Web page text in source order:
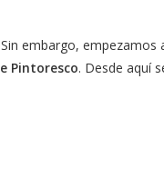
Sin embargo, empezamos
Pintoresco. Desde aquí